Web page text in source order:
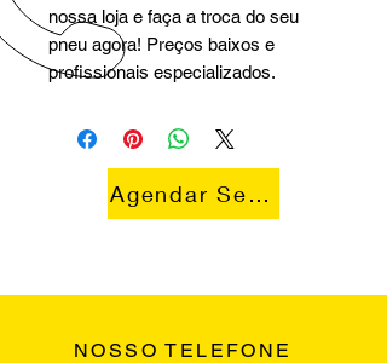
nossa loja e faça a troca do seu
pneu agora! Preços baixos e
profissionais especializados.
Agendar Serviço
NOSSO TELEFONE